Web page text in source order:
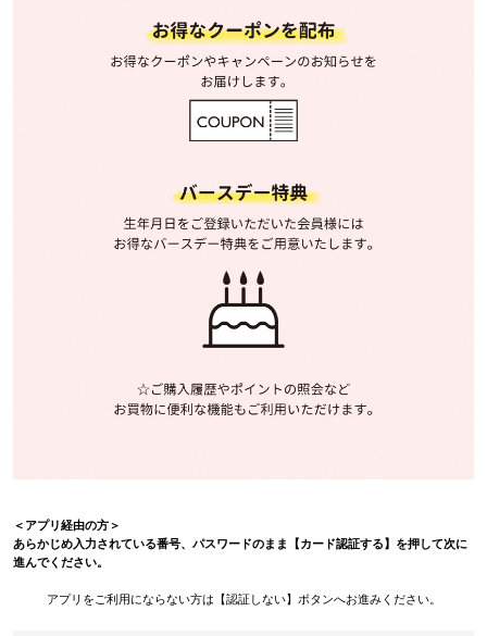
＜アプリ経由の方＞
あらかじめ入力されている番号、パスワードのまま【カード認証する】を押して次に
進んでください。
アプリをご利用にならない方は【認証しない】ボタンへお進みください。